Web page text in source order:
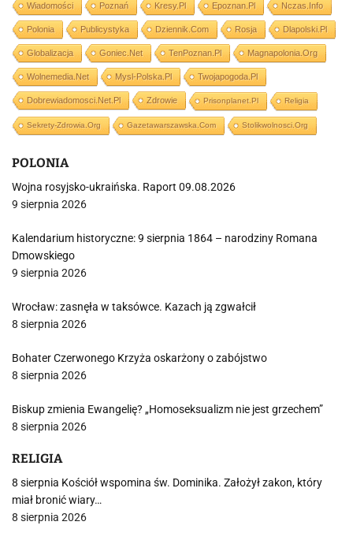
Wiadomości Poznań Kresy.pl Epoznan.pl Nczas.info
Polonia Publicystyka Dziennik.com Rosja Dlapolski.pl
Globalizacja Goniec.net TenPoznan.pl Magnapolonia.org
Wolnemedia.net Mysl-Polska.pl Twojapogoda.pl
Dobrewiadomosci.net.pl Zdrowie Prisonplanet.pl Religia
Sekrety-Zdrowia.org Gazetawarszawska.com Stolikwolnosci.org
POLONIA
Wojna rosyjsko-ukraińska. Raport 09.08.2026
9 sierpnia 2026
Kalendarium historyczne: 9 sierpnia 1864 – narodziny Romana
Dmowskiego
9 sierpnia 2026
Wrocław: zasnęła w taksówce. Kazach ją zgwałcił
8 sierpnia 2026
Bohater Czerwonego Krzyża oskarżony o zabójstwo
8 sierpnia 2026
Biskup zmienia Ewangelię? „Homoseksualizm nie jest grzechem”
8 sierpnia 2026
RELIGIA
8 sierpnia Kościół wspomina św. Dominika. Założył zakon, który
miał bronić wiary…
8 sierpnia 2026